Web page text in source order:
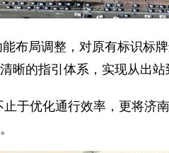
局调整，对原有标识标
晰的指引体系，实现从出站
优化通行效率，更将济